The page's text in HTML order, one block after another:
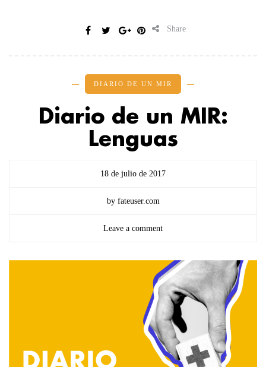
Share
DIARIO DE UN MIR
Diario de un MIR:
Lenguas
18 de julio de 2017
by fateuser.com
Leave a comment